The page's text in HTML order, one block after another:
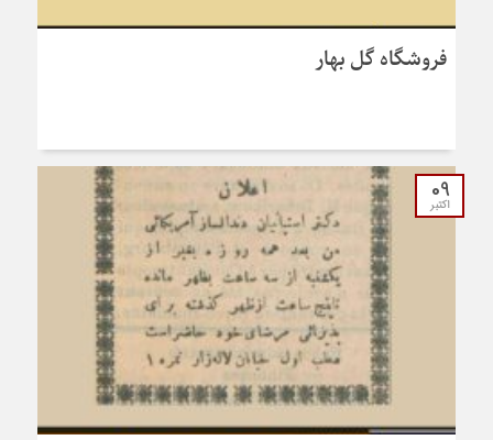
فروشگاه گل بهار
09
اکتبر